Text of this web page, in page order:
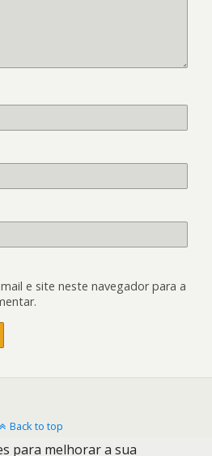
e site neste navegador para a
Back to top
para melhorar a sua